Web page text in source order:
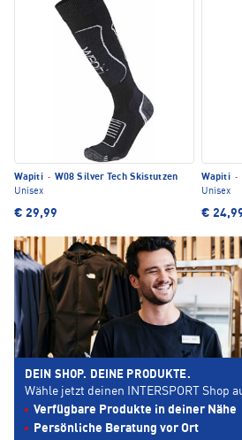
Wapiti · W08 Silver Tech Skistutzen
Unisex
€ 29,99
Wapiti ·
Unisex
€
DEIN SHOP. DEINE PRODUKTE.
Wähle jetzt deinen INTERSPORT Shop
Verfügbare Produkte in deiner Nähe
Persönliche Beratung vor Ort